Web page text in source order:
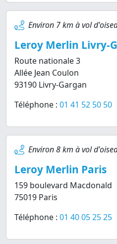
Environ 7 km à vol
Leroy Merlin Livry-
Route nationale 3
Allée Jean Coulon
93190 Livry-Gargan
Téléphone : 01 41 52 50 50
Environ 8 km à vol
Leroy Merlin Paris
159 boulevard Macdonald
75019 Paris
Téléphone : 01 40 05 25 25